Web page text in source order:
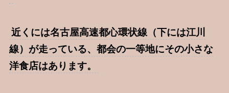
近くには名古屋高速都心環状線（下には江川
線）が走っている、都会の一等地にその小さな
洋食店はあります。